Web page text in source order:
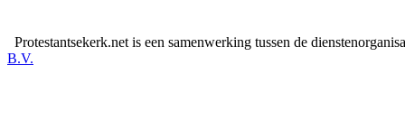
Protestantsekerk.net is een samenwerking tussen de
B.V.